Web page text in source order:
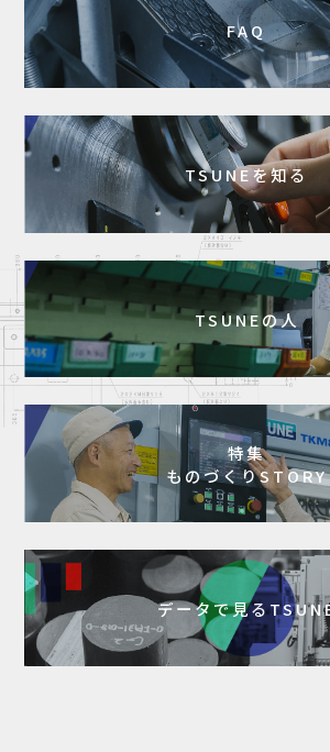
FAQ
TSUNEを知る
TSUNEの人
特集
ものづくりSTORY
データで見る